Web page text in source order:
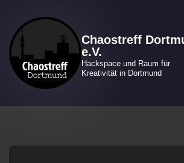
Inhalt
Chaostreff
e.V.
Hackspace und Raum für
Kreativität in Dortmund